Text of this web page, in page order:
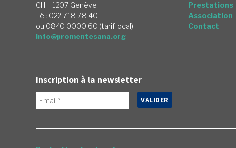
CH – 1207 Genève
Tél: 022 718 78 40
ou 0840 0000 60 (tarif local)
info@promentesana.org
Prestations
Association
Contact
Inscription à la newsletter